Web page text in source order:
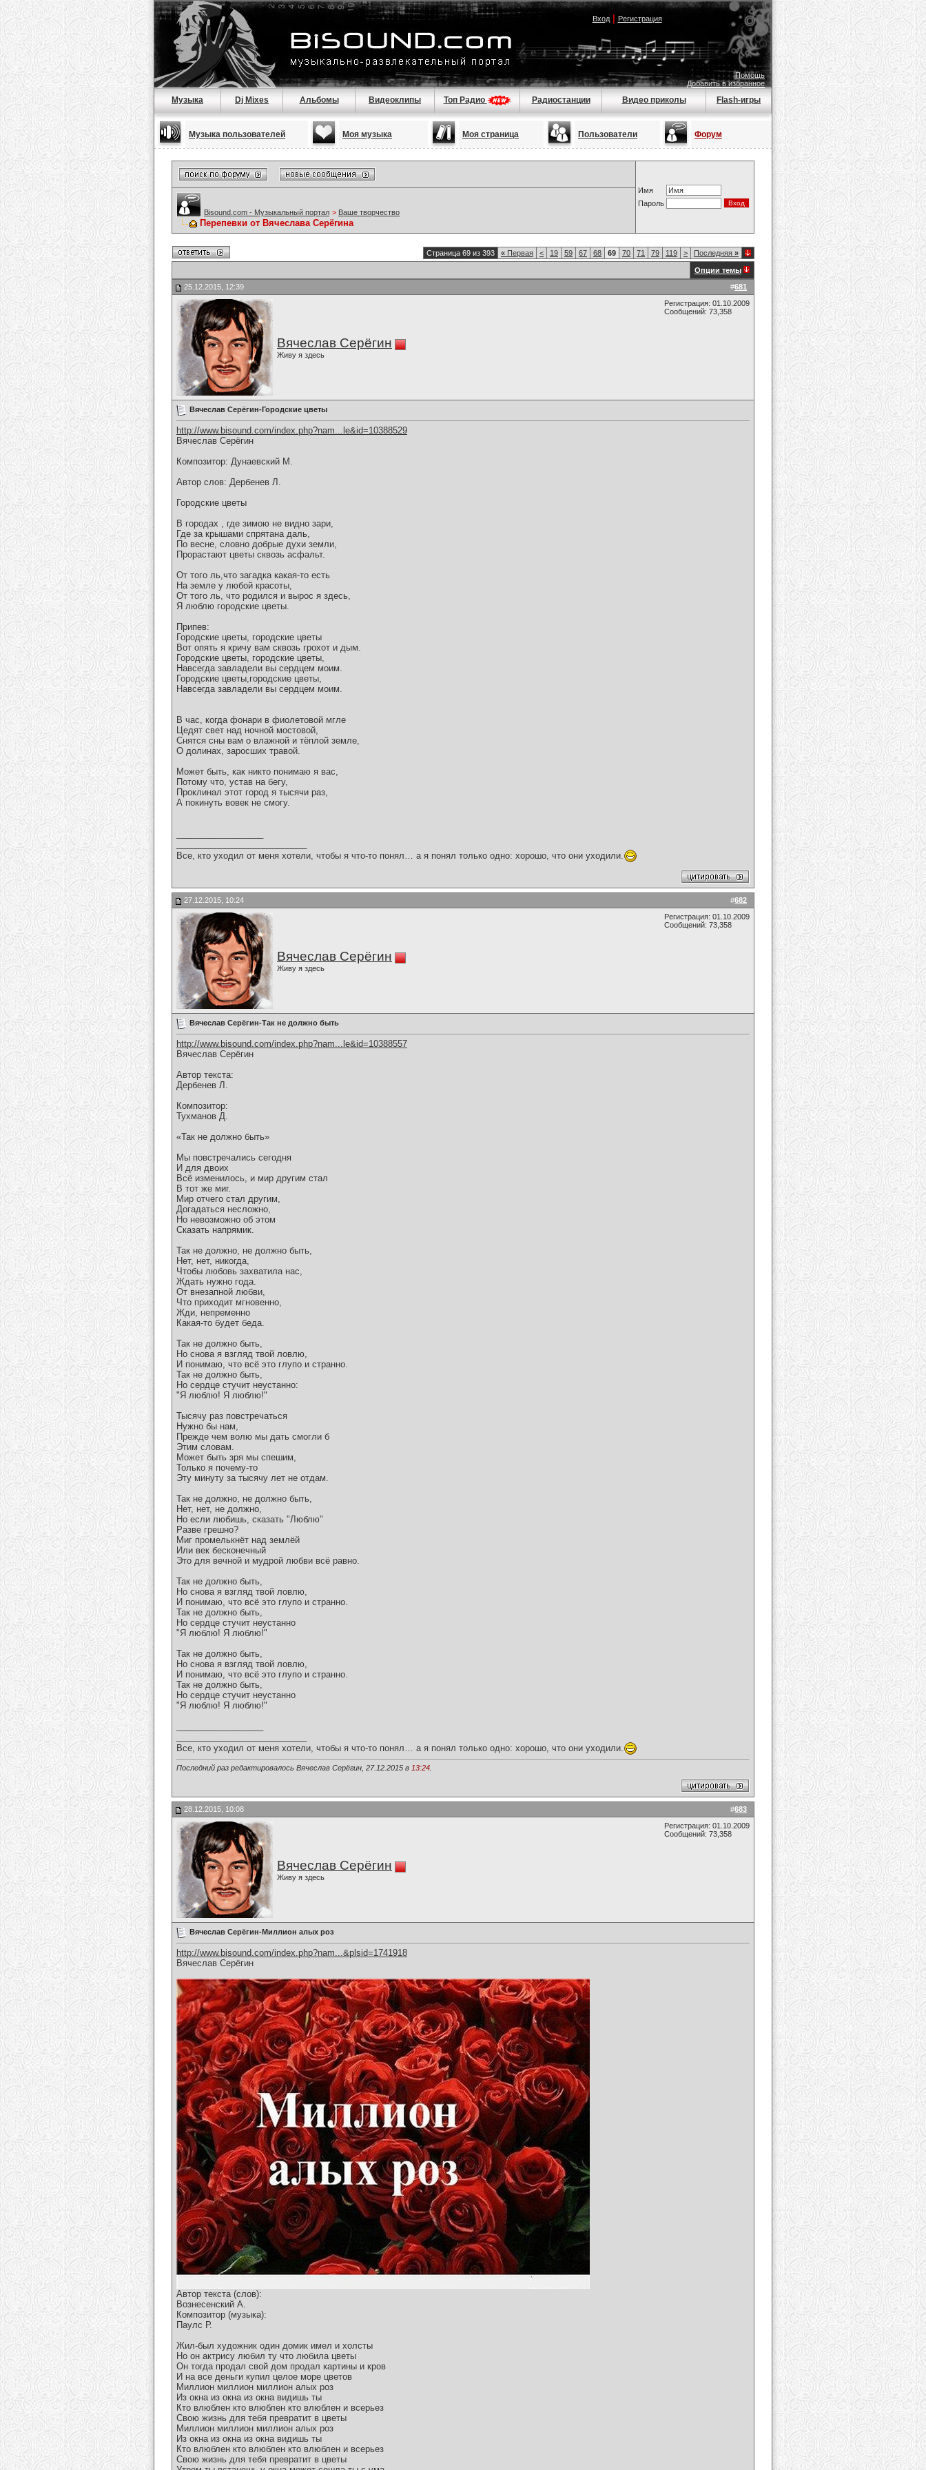
Вход| Регистрация
Помощь
Добавить в избранное
Музыка Dj Mixes Альбомы Видеоклипы Топ Радио Радиостанции Видео приколы Flash-игры
Музыка пользователей Моя музыка Моя страница Пользователи Форум
Имя
Пароль
Bisound.com - Музыкальный портал > Ваше творчество
Перепевки от Вячеслава Серёгина
Страница 69 из 393 « Первая < 19 59 67 68 69 70 71 79 119 > Последняя »
Опции темы
#681
25.12.2015, 12:39
Вячеслав Серёгин
Живу я здесь
Регистрация: 01.10.2009
Сообщений: 73,358
Вячеслав Серёгин-Городские цветы
http://www.bisound.com/index.php?nam...le&id=10388529
Вячеслав Серёгин
Композитор: Дунаевский М.
Автор слов: Дербенев Л.
Городские цветы
В городах , где зимою не видно зари,
Где за крышами спрятана даль,
По весне, словно добрые духи земли,
Прорастают цветы сквозь асфальт.
От того ль,что загадка какая-то есть
На земле у любой красоты,
От того ль, что родился и вырос я здесь,
Я люблю городские цветы.
Припев:
Городские цветы, городские цветы
Вот опять я кричу вам сквозь грохот и дым.
Городские цветы, городские цветы,
Навсегда завладели вы сердцем моим.
Городские цветы,городские цветы,
Навсегда завладели вы сердцем моим.
В час, когда фонари в фиолетовой мгле
Цедят свет над ночной мостовой,
Снятся сны вам о влажной и тёплой земле,
О долинах, заросших травой.
Может быть, как никто понимаю я вас,
Потому что, устав на бегу,
Проклинал этот город я тысячи раз,
А покинуть вовек не смогу.
Все, кто уходил от меня хотели, чтобы я что-то понял… а я понял только одно: хорошо, что они уходили.
#682
27.12.2015, 10:24
Вячеслав Серёгин
Живу я здесь
Регистрация: 01.10.2009
Сообщений: 73,358
Вячеслав Серёгин-Так не должно быть
http://www.bisound.com/index.php?nam...le&id=10388557
Вячеслав Серёгин
Автор текста:
Дербенев Л.
Композитор:
Тухманов Д.
«Так не должно быть»
Мы повстречались сегодня
И для двоих
Всё изменилось, и мир другим стал
В тот же миг.
Мир отчего стал другим,
Догадаться несложно,
Но невозможно об этом
Сказать напрямик.
Так не должно, не должно быть,
Нет, нет, никогда,
Чтобы любовь захватила нас,
Ждать нужно года.
От внезапной любви,
Что приходит мгновенно,
Жди, непременно
Какая-то будет беда.
Так не должно быть,
Но снова я взгляд твой ловлю,
И понимаю, что всё это глупо и странно.
Так не должно быть,
Но сердце стучит неустанно:
"Я люблю! Я люблю!"
Тысячу раз повстречаться
Нужно бы нам,
Прежде чем волю мы дать смогли б
Этим словам.
Может быть зря мы спешим,
Только я почему-то
Эту минуту за тысячу лет не отдам.
Так не должно, не должно быть,
Нет, нет, не должно,
Но если любишь, сказать "Люблю"
Разве грешно?
Миг промелькнёт над землёй
Или век бесконечный
Это для вечной и мудрой любви всё равно.
Так не должно быть,
Но снова я взгляд твой ловлю,
И понимаю, что всё это глупо и странно.
Так не должно быть,
Но сердце стучит неустанно
"Я люблю! Я люблю!"
Так не должно быть,
Но снова я взгляд твой ловлю,
И понимаю, что всё это глупо и странно.
Так не должно быть,
Но сердце стучит неустанно
"Я люблю! Я люблю!"
Все, кто уходил от меня хотели, чтобы я что-то понял… а я понял только одно: хорошо, что они уходили.
Последний раз редактировалось Вячеслав Серёгин, 27.12.2015 в 13:24
#683
28.12.2015, 10:08
Вячеслав Серёгин
Живу я здесь
Регистрация: 01.10.2009
Сообщений: 73,358
Вячеслав Серёгин-Миллион алых роз
http://www.bisound.com/index.php?nam...&plsid=1741918
Вячеслав Серёгин
Автор текста (слов):
Вознесенский А.
Композитор (музыка):
Паулс Р.
Жил-был художник один домик имел и холсты
Но он актрису любил ту что любила цветы
Он тогда продал свой дом продал картины и кров
И на все деньги купил целое море цветов
Миллион миллион миллион алых роз
Из окна из окна из окна видишь ты
Кто влюблен кто влюблен кто влюблен и всерьез
Свою жизнь для тебя превратит в цветы
Миллион миллион миллион алых роз
Из окна из окна из окна видишь ты
Кто влюблен кто влюблен кто влюблен и всерьез
Свою жизнь для тебя превратит в цветы